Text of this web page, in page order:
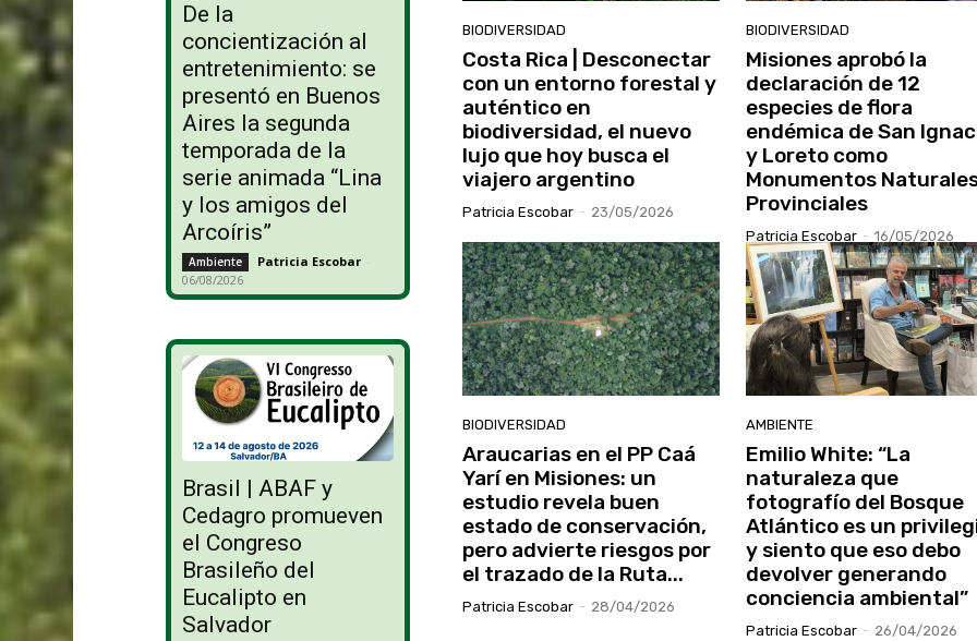
De la
concientización al
entretenimiento: se
presentó en Buenos
Aires la segunda
temporada de la
serie animada “Lina
y los amigos del
Arcoíris”
Ambiente Patricia Escobar -
06/08/2026
Brasil | ABAF y
Cedagro promueven
el Congreso
Brasileño del
Eucalipto en
Salvador
BIODIVERSIDAD
Costa Rica | Desconectar
con un entorno forestal y
auténtico en
biodiversidad, el nuevo
lujo que hoy busca el
viajero argentino
Patricia Escobar - 23/05/2026
BIODIVERSIDAD
Misiones aprobó la
declaración de 12
especies de flora
endémica de San
y Loreto como
Monumentos
Provinciales
Patricia Escobar - 16/05/2026
BIODIVERSIDAD
Araucarias en el PP Caá
Yarí en Misiones: un
estudio revela buen
estado de conservación,
pero advierte riesgos por
el trazado de la Ruta...
Patricia Escobar - 28/04/2026
AMBIENTE
Emilio White: “La
naturaleza que
fotografío del Bosque
Atlántico es un
y siento que eso debo
devolver generando
conciencia ambiental”
Patricia Escobar - 26/04/2026